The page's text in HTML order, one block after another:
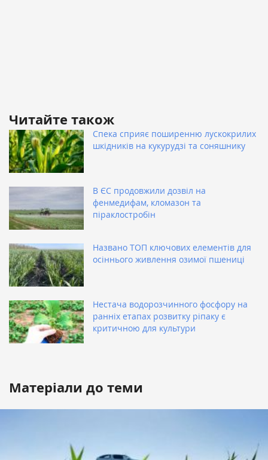
Читайте також
Спека сприяє поширенню лускокрилих
шкідників на кукурудзі та соняшнику
В ЄС продовжили дозвіл на
фенмедифам, кломазон та
піраклостробін
Названо ТОП ключових елементів для
осіннього живлення озимої пшениці
Нестача водорозчинного фосфору на
ранніх етапах розвитку ріпаку є
критичною для культури
Матеріали до теми